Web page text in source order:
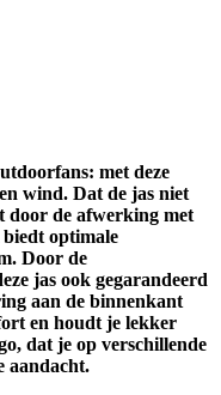
met deze
wind. Dat de jas niet
door de afwerking met
optimale
Door de
jas ook gegarandeerd
aan de binnenkant
en houdt je lekker
dat je op verschillende
aandacht.